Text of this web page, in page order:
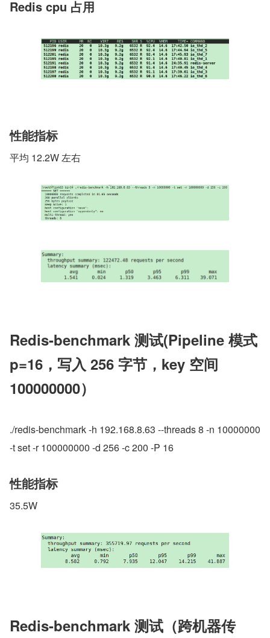
Redis cpu 占用
性能指标
平均 12.2W 左右
Redis-benchmark 测试(Pipeline 模式
p=16，写入 256 字节，key 空间
100000000）
./redis-benchmark -h 192.168.8.63 --threads 8 -n 10000000
-t set -r 100000000 -d 256 -c 200 -P 16
性能指标
35.5W
Redis-benchmark 测试（跨机器传